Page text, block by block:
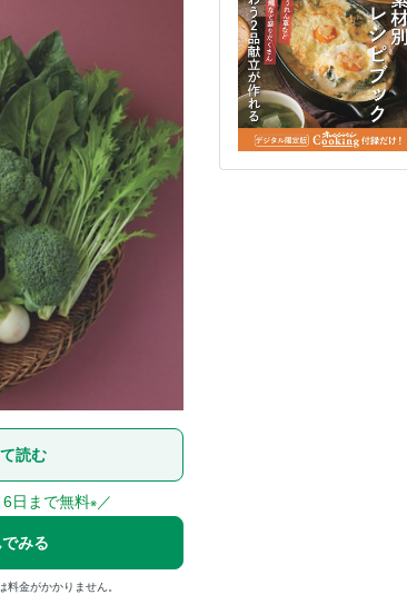
読む
日まで無料※／
みる
金がかかりません。